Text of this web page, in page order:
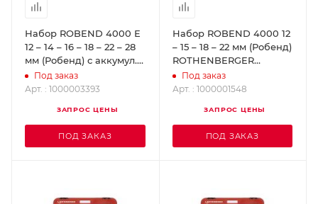
Набор ROBEND 4000 Е
12 – 14 – 16 – 18 – 22 – 28
мм (Робенд) с аккумул.
4.0 Ач и заряд. уст-вом.
ROTHENBERGER
Под заказ
Арт. : 1000003393
ЗАПРОС ЦЕНЫ
ПОД ЗАКАЗ
Набор ROBEND 4000 12
– 15 – 18 – 22 мм (Робенд)
ROTHENBERGER
1000001548
Под заказ
Арт. : 1000001548
ЗАПРОС ЦЕНЫ
ПОД ЗАКАЗ